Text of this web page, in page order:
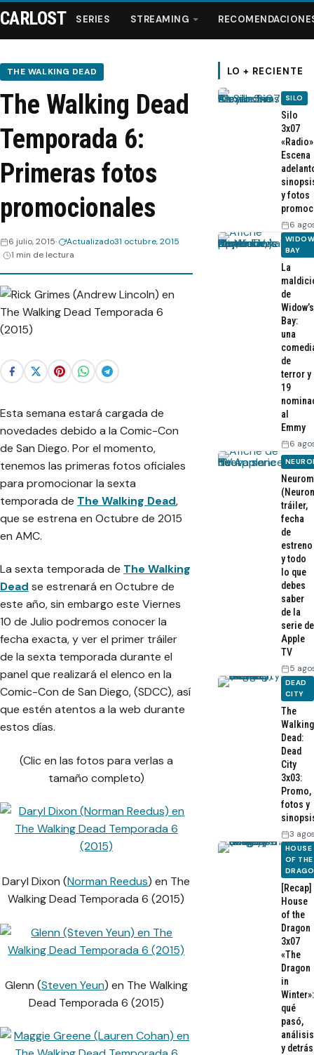
Series
Streaming
Recomendaciones
Webisodios
CARLOST SERIES STREAMING
THE WALKING DEAD
The Walking Dead
Temporada 6:
Primeras fotos
promocionales
6 julio, 2015 Actualizado31 octubre, 2015
1 min de lectura
Esta semana estará cargada de
novedades debido a la Comic-Con
de San Diego. Por el momento,
tenemos las primeras fotos oficiales
para promocionar la sexta
temporada de The Walking Dead,
que se estrena en Octubre de 2015
en AMC.
La sexta temporada de The Walking
Dead se estrenará en Octubre de
este año, sin embargo este Viernes
10 de Julio podremos conocer la
fecha exacta, y ver el primer tráiler
de la sexta temporada durante el
panel que realizará el elenco en la
Comic-Con de San Diego, (SDCC), así
que estén atentos a la web durante
estos días.
(Clic en las fotos para verlas a
tamaño completo)
Daryl Dixon (Norman Reedus) en The
Walking Dead Temporada 6 (2015)
Glenn (Steven Yeun) en The Walking
Dead Temporada 6 (2015)
LO + RECIENTE
SILO
Silo
3x07
Escena
y fotos
6
BAY
La
de
Widow’s
Bay:
una
de
terror y
19
al
Emmy
6
tráiler,
fecha
de
estreno
y todo
lo que
debes
saber
de la
serie de
Apple
TV
5
DEAD
CITY
The
Walking
Dead:
Dead
City
3x03:
Promo,
fotos y
3
HOUSE
OF THE
[Recap]
House
of the
Dragon
3x07
«The
Dragon
in
Winter»:
qué
pasó,
análisis
y detrás